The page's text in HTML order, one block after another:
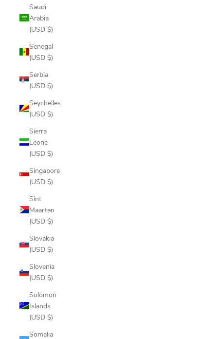
Saudi
Arabia
(USD $)
Senegal
(USD $)
Serbia
(USD $)
Seychelles
(USD $)
Sierra
Leone
(USD $)
Singapore
(USD $)
Sint
Maarten
(USD $)
Slovakia
(USD $)
Slovenia
(USD $)
Solomon
Islands
(USD $)
Somalia